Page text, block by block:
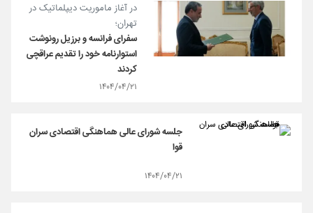
در آغاز ماموریت دیپلماتیک در
تهران؛
سفرای فرانسه و برزیل رونوشت
استوارنامه خود را تقدیم عراقچی
کردند
۱۴۰۴/۰۴/۲۱
جلسه شورای‌ عالی هماهنگی اقتصادی سران
قوا
۱۴۰۴/۰۴/۲۱